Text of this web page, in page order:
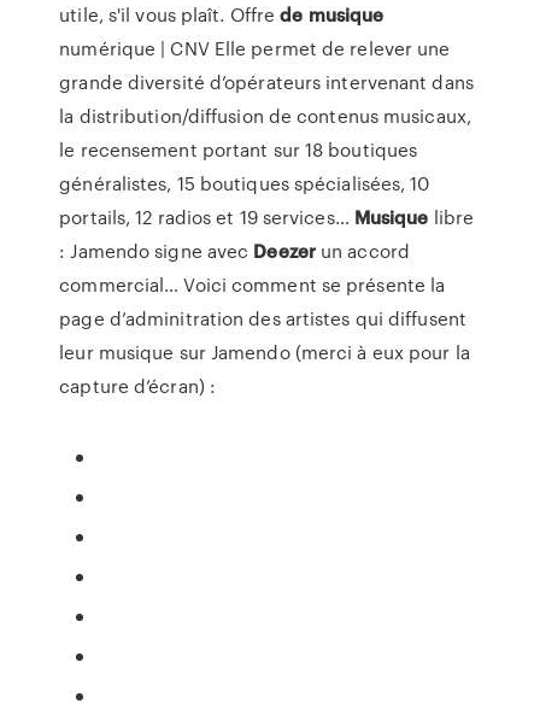
utile, s'il vous plaît. Offrede musique
numérique | CNVElle permet de relever une
grande diversité d’opérateurs intervenant dans
la distribution/diffusion de contenus musicaux,
le recensement portant sur 18 boutiques
généralistes, 15 boutiques spécialisées, 10
portails, 12 radios et 19 services… Musique libre
: Jamendo signe avec Deezerun accord
commercial… Voici comment se présente la
page d’adminitration des artistes qui diffusent
leur musique sur Jamendo (merci à eux pour la
capture d’écran) :